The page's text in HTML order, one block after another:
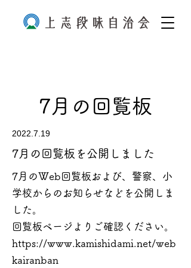
7月の回覧板
2022.7.19
7月の回覧板を公開しました
7月のWeb回覧板および、警察、小
学校からのお知らせなどを公開しま
した。
回覧板ページよりご確認ください。
https://www.kamishidami.net/web
kairanban